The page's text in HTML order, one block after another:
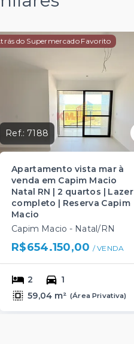
do Supermercado Favorito
Ref.: 7188
Apartamento vista mar à
venda em Capim Macio
Natal RN | 2 quartos | Lazer
completo | Reserva Capim
Macio
Capim Macio - Natal/RN
R$654.150,00 / VENDA
2
1
59,04 m² (Área Privativa)